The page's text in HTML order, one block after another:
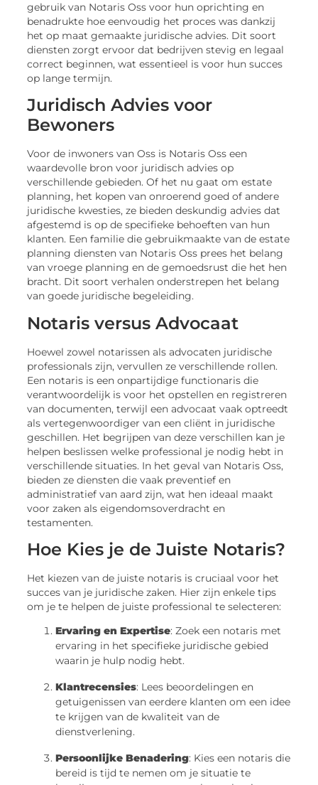
gebruik van Notaris Oss voor hun oprichting en
benadrukte hoe eenvoudig het proces was dankzij
het op maat gemaakte juridische advies. Dit soort
diensten zorgt ervoor dat bedrijven stevig en legaal
correct beginnen, wat essentieel is voor hun succes
op lange termijn.
Juridisch Advies voor
Bewoners
Voor de inwoners van Oss is Notaris Oss een
waardevolle bron voor juridisch advies op
verschillende gebieden. Of het nu gaat om estate
planning, het kopen van onroerend goed of andere
juridische kwesties, ze bieden deskundig advies dat
afgestemd is op de specifieke behoeften van hun
klanten. Een familie die gebruikmaakte van de estate
planning diensten van Notaris Oss prees het belang
van vroege planning en de gemoedsrust die het hen
bracht. Dit soort verhalen onderstrepen het belang
van goede juridische begeleiding.
Notaris versus Advocaat
Hoewel zowel notarissen als advocaten juridische
professionals zijn, vervullen ze verschillende rollen.
Een notaris is een onpartijdige functionaris die
verantwoordelijk is voor het opstellen en registreren
van documenten, terwijl een advocaat vaak optreedt
als vertegenwoordiger van een cliënt in juridische
geschillen. Het begrijpen van deze verschillen kan je
helpen beslissen welke professional je nodig hebt in
verschillende situaties. In het geval van Notaris Oss,
bieden ze diensten die vaak preventief en
administratief van aard zijn, wat hen ideaal maakt
voor zaken als eigendomsoverdracht en
testamenten.
Hoe Kies je de Juiste Notaris?
Het kiezen van de juiste notaris is cruciaal voor het
succes van je juridische zaken. Hier zijn enkele tips
om je te helpen de juiste professional te selecteren:
Ervaring en Expertise: Zoek een notaris met
ervaring in het specifieke juridische gebied
waarin je hulp nodig hebt.
Klantrecensies: Lees beoordelingen en
getuigenissen van eerdere klanten om een idee
te krijgen van de kwaliteit van de
dienstverlening.
Persoonlijke Benadering: Kies een notaris die
bereid is tijd te nemen om je situatie te